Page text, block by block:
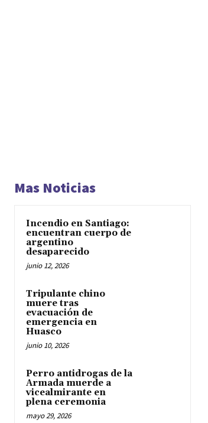
Mas Noticias
Incendio en Santiago:
encuentran cuerpo de
argentino
desaparecido
junio 12, 2026
Tripulante chino
muere tras
evacuación de
emergencia en
Huasco
junio 10, 2026
Perro antidrogas de la
Armada muerde a
vicealmirante en
plena ceremonia
mayo 29, 2026